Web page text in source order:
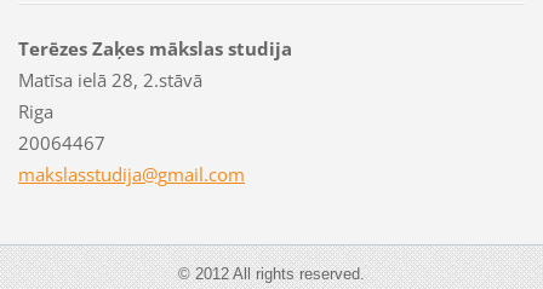
Terēzes Zaķes mākslas studija
Matīsa ielā 28, 2.stāvā
Riga
20064467
makslasstudija@gmail.com
© 2012 All rights reserved.